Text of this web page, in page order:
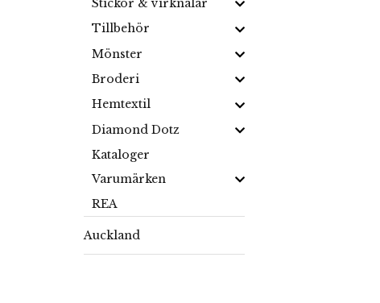
Stickor & virknålar
Tillbehör
Mönster
Broderi
Hemtextil
Diamond Dotz
Kataloger
Varumärken
REA
Auckland